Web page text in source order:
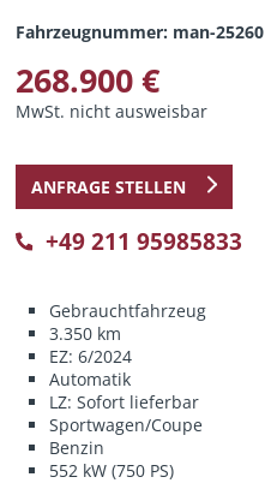
Fahrzeugnummer: man-25260
268.900 €
MwSt. nicht ausweisbar
ANFRAGE STELLEN
+49 211 95985833
Gebrauchtfahrzeug
3.350 km
EZ: 6/2024
Automatik
LZ: Sofort lieferbar
Sportwagen/Coupe
Benzin
552 kW (750 PS)